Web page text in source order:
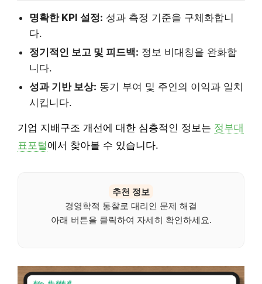
명확한 KPI 설정: 성과 측정 기준을 구체화합니
다.
정기적인 보고 및 피드백: 정보 비대칭을 완화합
니다.
성과 기반 보상: 동기 부여 및 주인의 이익과 일치
시킵니다.
기업 지배구조 개선에 대한 심층적인 정보는 정부대
표포털에서 찾아볼 수 있습니다.
추천 정보
경영학적 통찰로 대리인 문제 해결
아래 버튼을 클릭하여 자세히 확인하세요.